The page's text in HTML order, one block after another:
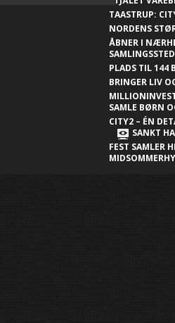
Ny
Moderne klubhus
unge
Jazz skabte
én detalje
oplevelsen
Sankt Hans ved
TAASTRUP:
NORDENS
ÅBNER I
SAMLINGSSTED
PLADS TIL 144
BRINGER LIV
SAMLE BØRN
CITY2 – ÉN
SANKT
FEST SAMLER